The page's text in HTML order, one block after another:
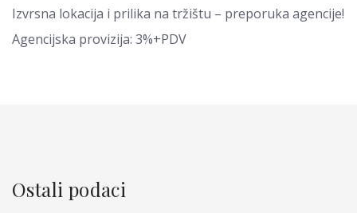
Izvrsna lokacija i prilika na tržištu – preporuka agencije!
Agencijska provizija: 3%+PDV
Ostali podaci